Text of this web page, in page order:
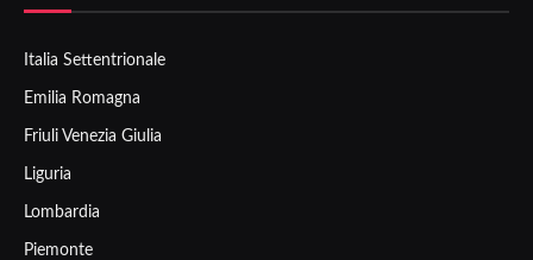
Italia Settentrionale
Emilia Romagna
Friuli Venezia Giulia
Liguria
Lombardia
Piemonte